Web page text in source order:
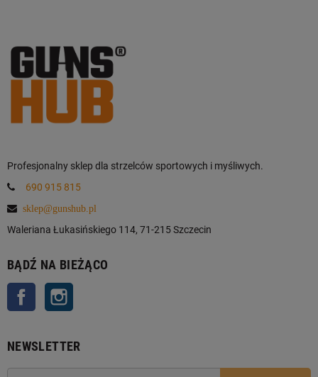
Profesjonalny sklep dla strzelców sportowych i myśliwych.
690 915 815
sklep@gunshub.pl
Waleriana Łukasińskiego 114, 71-215 Szczecin
BĄDŹ NA BIEŻĄCO
Facebook
NEWSLETTER